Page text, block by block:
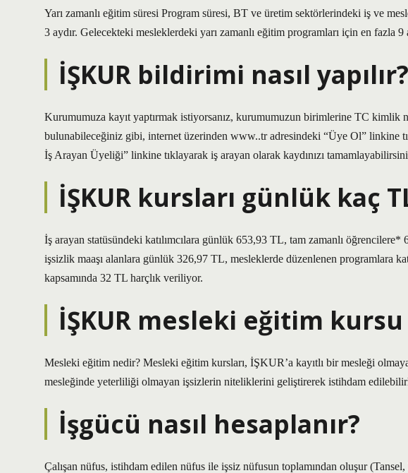
Yarı zamanlı eğitim süresi Program süresi, BT ve üretim sektörlerindeki iş ve
3 aydır. Gelecekteki mesleklerdeki yarı zamanlı eğitim programları için en fazla
İŞKUR bildirimi nasıl yapılır?
Kurumumuza kayıt yaptırmak istiyorsanız, kurumumuzun birimlerine TC kimlik
bulunabileceğiniz gibi, internet üzerinden www..tr adresindeki “Üye Ol” linkine
İş Arayan Üyeliği” linkine tıklayarak iş arayan olarak kaydınızı
İŞKUR kursları günlük kaç
İş arayan statüsündeki katılımcılara günlük 653,93 TL, tam zamanlı
işsizlik maaşı alanlara günlük 326,97 TL, mesleklerde düzenlenen programlara
kapsamında 32 TL harçlık veriliyor.
İŞKUR mesleki eğitim
Mesleki eğitim nedir? Mesleki eğitim kursları, İŞKUR’a kayıtlı bir mesleği
mesleğinde yeterliliği olmayan işsizlerin niteliklerini geliştirerek istihdam
İşgücü nasıl hesaplanır?
Çalışan nüfus, istihdam edilen nüfus ile işsiz nüfusun toplamından oluşur